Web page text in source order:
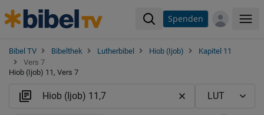
Spenden
Bibel TV Bibelthek Lutherbibel Hiob (Ijob)
Kapitel 11
Vers 7
Hiob (Ijob) 11, Vers 7